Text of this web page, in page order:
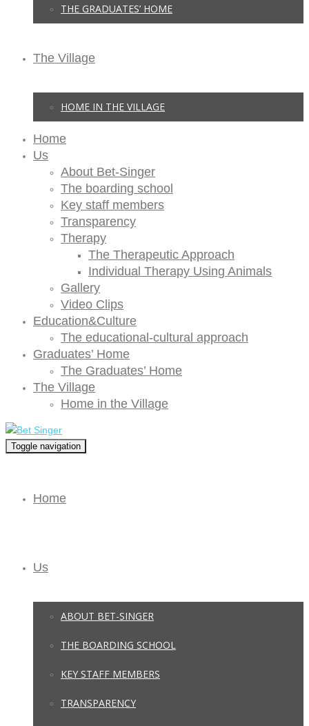
THE GRADUATES’ HOME
The Village
HOME IN THE VILLAGE
Home
Us
About Bet-Singer
The boarding school
Key staff members
Transparency
Therapy
The Therapeutic Approach
Individual Therapy Using Animals
Gallery
Video Clips
Education&Culture
The educational-cultural approach
Graduates’ Home
The Graduates’ Home
The Village
Home in the Village
Toggle navigation
Home
Us
ABOUT BET-SINGER
THE BOARDING SCHOOL
KEY STAFF MEMBERS
TRANSPARENCY